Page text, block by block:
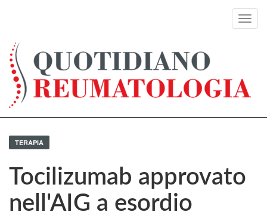
TERAPIA
Tocilizumab approvato
nell'AIG a esordio